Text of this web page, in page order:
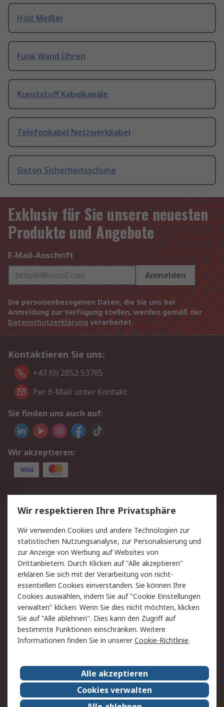
Holz Meißel
Funk Wand Uhren
Kunststoff Kabelkanäle
Telefonkabel Netzwerkkabel
Sixton Sicherheitsschuhe
Exklusiv für Sie unsere neuesten
Produkte und Angebote
E-Mail-Anschrift
Anmelden
Die personenbezogenen Daten, die Sie uns bei
Anmeldung zur Verfügung stellen, werden gemäß der
Datenschutzerklärung verarbeitet.
Kontaktieren Sie uns:
+43 (0) 2852 53765
Per E-Mail unter Kontakt
Sie finden uns auch auf:
Wir akzeptieren:
Service
Value Added Services
Lieferlösungen
Rücksendung/Entsorgung Kontakt
Hilfe
Rechtliches
RS Verkaufs- und
Lieferbedingungen
Datenschutz
Cookie-Richtlinie
Zahlungsbedingungen
Impressum
Webseite Konditionen
RS weltweit
Karriere bei RS
Nachhaltigkeit
Qualität/Zertifikate
Presse-Center
Wir respektieren Ihre Privatsphäre
Wir verwenden Cookies und andere Technologien zur
statistischen Nutzungsanalyse, zur Personalisierung und
zur Anzeige von Werbung auf Websites von
Drittanbietern. Durch Klicken auf "Alle akzeptieren"
erklären Sie sich mit der Verarbeitung von nicht-
essentiellen Cookies einverstanden. Sie können Ihre
Cookies auswählen, indem Sie auf "Cookie Einstellungen
verwalten" klicken. Wenn Sie dies nicht möchten, klicken
Sie auf "Alle ablehnen". Dies kann den Zugriff auf
bestimmte Funktionen einschränken. Weitere
Informationen finden Sie in unsererCookie-Richtlinie.
Alle akzeptieren
Cookies verwalten